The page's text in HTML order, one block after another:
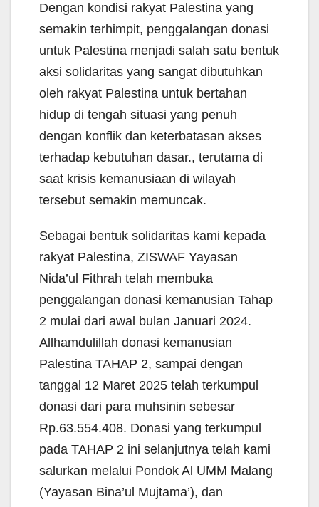
Dengan kondisi rakyat Palestina yang
semakin terhimpit, penggalangan donasi
untuk Palestina menjadi salah satu bentuk
aksi solidaritas yang sangat dibutuhkan
oleh rakyat Palestina untuk bertahan
hidup di tengah situasi yang penuh
dengan konflik dan keterbatasan akses
terhadap kebutuhan dasar., terutama di
saat krisis kemanusiaan di wilayah
tersebut semakin memuncak.
Sebagai bentuk solidaritas kami kepada
rakyat Palestina, ZISWAF Yayasan
Nida’ul Fithrah telah membuka
penggalangan donasi kemanusian Tahap
2 mulai dari awal bulan Januari 2024.
Allhamdulillah donasi kemanusian
Palestina TAHAP 2, sampai dengan
tanggal 12 Maret 2025 telah terkumpul
donasi dari para muhsinin sebesar
Rp.63.554.408. Donasi yang terkumpul
pada TAHAP 2 ini selanjutnya telah kami
salurkan melalui Pondok Al UMM Malang
(Yayasan Bina’ul Mujtama’), dan